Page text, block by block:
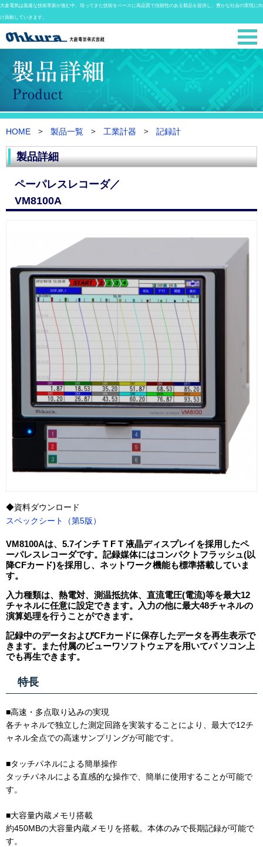
大倉電気は急速な技術革新が進む中、培ってきた技術をベースに高品質で信頼性のある製品を提供し、豊かな社会の実現に向
け貢献していきます。
HOME 製品一覧 工業計器 記録計
製品詳細
ペーパレスレコーダ／
VM8100A
◆資料ダウンロード
スペックシート（第5版）
VM8100Aは、5.7インチ T F T 液晶ディスプレイを採用したペ
ーパレスレコーダです。記録媒体にはコンパクトフラッシュ(以
降CFカード)を採用し、ネットワーク機能も標準搭載していま
す。
入力種類は、熱電対、測温抵抗体、直流電圧(電流)等を最大12
チャネルに任意に設定できます。入力の他に最大48チャネルの
演算処理を行うことができます。
記録中のデータおよびCFカードに保存したデータを再生表示で
きます。また付属のビューワソフトウェアを用いてパ ソコン上
でも再生できます。
特長
■高速・多点取り込みの実現
各チャネルで独立した測定回路を実装することにより、最大で12チ
ャネル全点での高速サンプリングが可能です。
■タッチパネルによる簡単操作
タッチパネルによる直感的な操作で、簡単に使用することが可能で
す。
■大容量内蔵メモリ搭載
約450MBの大容量内蔵メモリを搭載。本体のみで長期記録が可能で
す。